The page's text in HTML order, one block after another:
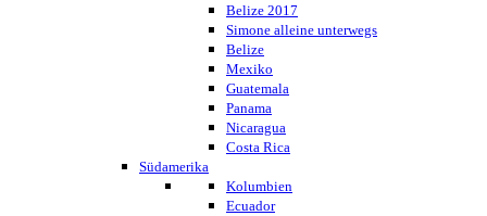
Belize 2017
Simone alleine unterwegs
Belize
Mexiko
Guatemala
Panama
Nicaragua
Costa Rica
Südamerika
Kolumbien
Ecuador